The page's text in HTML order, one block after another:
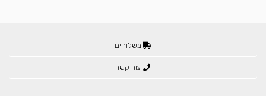
משלוחים
צור קשר